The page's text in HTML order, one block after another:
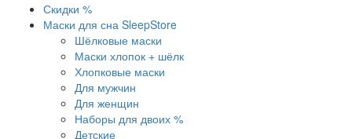
Скидки %
Маски для сна SleepStore
Шёлковые маски
Маски хлопок + шёлк
Хлопковые маски
Для мужчин
Для женщин
Наборы для двоих %
Детские